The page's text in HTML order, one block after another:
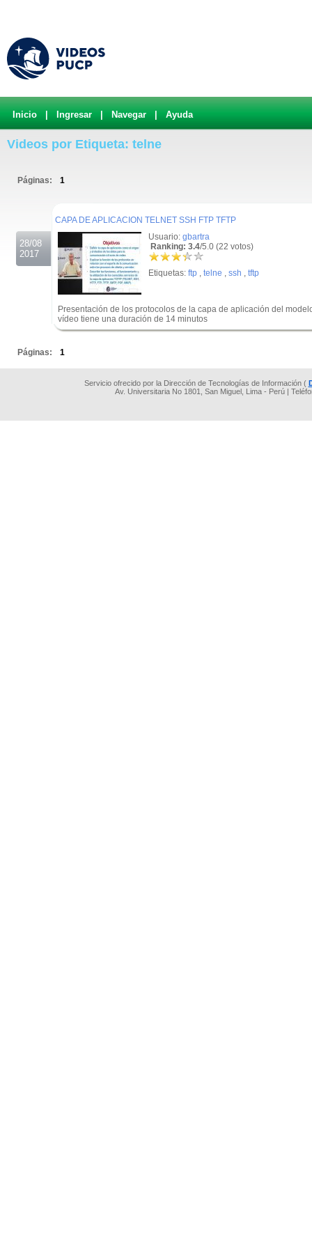
Inicio Ingresar Navegar Ayuda
Videos por Etiqueta: telne
Páginas: 1
28/08
2017
CAPA DE APLICACION TELNET SSH FTP TFTP
Usuario: gbartra
Ranking: 3.4/5.0 (22 votos)
Etiquetas: ftp , telne , ssh , tftp
Presentación de los protocolos de la capa de aplicación del
vídeo tiene una duración de 14 minutos
Páginas: 1
Servicio ofrecido por la Dirección de Tecnologías de Información (
Av. Universitaria No 1801, San Miguel, Lima - Perú |